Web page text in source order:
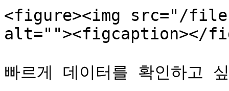
<figure><img src="/files/
alt=""><figcaption></
빠르게 데이터를 확인하고